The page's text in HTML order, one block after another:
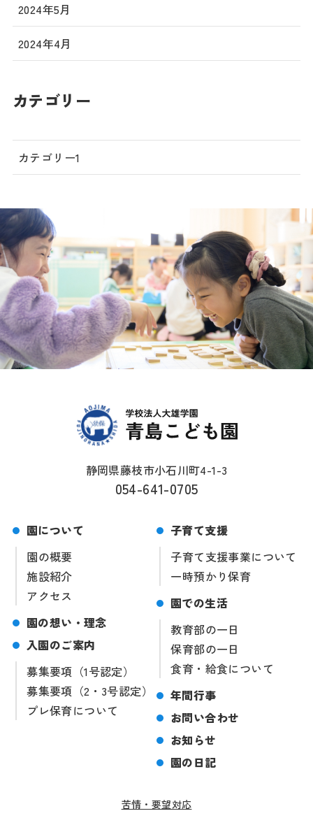
2024年5月
2024年4月
カテゴリー
カテゴリー1
静岡県藤枝市小石川町4-1-3
054-641-0705
園について
園の概要
施設紹介
アクセス
園の想い・理念
入園のご案内
募集要項（1号認定）
募集要項（2・3号認定）
プレ保育について
子育て支援
子育て支援事業について
一時預かり保育
園での生活
教育部の一日
保育部の一日
食育・給食について
年間行事
お問い合わせ
お知らせ
園の日記
苦情・要望対応